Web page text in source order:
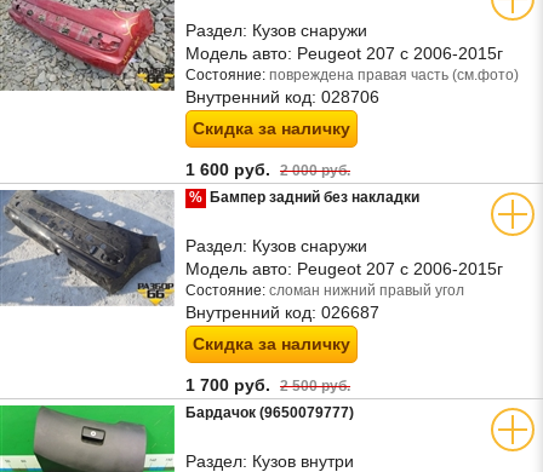
Раздел: Кузов снаружи
Модель авто: Peugeot 207 с 2006-2015г
Состояние: повреждена правая часть (см.фото)
Внутренний код: 028706
Скидка за наличку
1 600 руб. 2 000 руб.
% Бампер задний без накладки
Раздел: Кузов снаружи
Модель авто: Peugeot 207 с 2006-2015г
Состояние: сломан нижний правый угол
Внутренний код: 026687
Скидка за наличку
1 700 руб. 2 500 руб.
Бардачок (9650079777)
Раздел: Кузов внутри